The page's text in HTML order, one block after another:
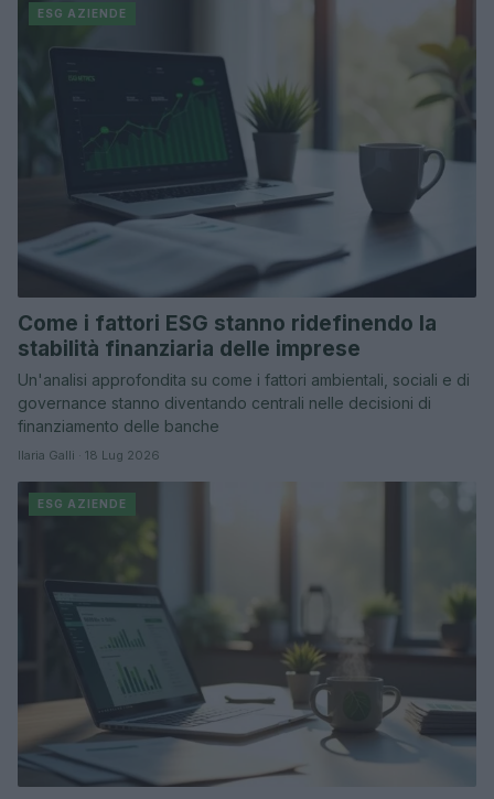
ESG AZIENDE
Come i fattori ESG stanno ridefinendo la
stabilità finanziaria delle imprese
Un'analisi approfondita su come i fattori ambientali, sociali e di
governance stanno diventando centrali nelle decisioni di
finanziamento delle banche
Ilaria Galli · 18 Lug 2026
ESG AZIENDE